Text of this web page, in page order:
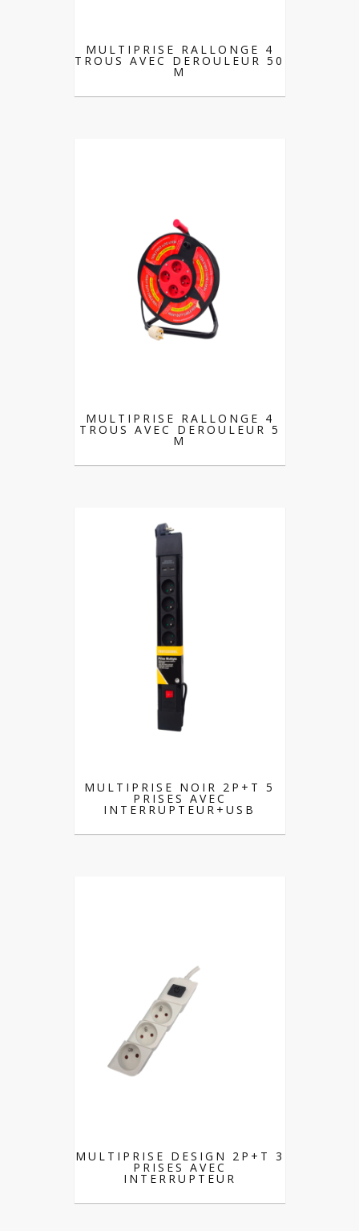
MULTIPRISE RALLONGE 4
TROUS AVEC DEROULEUR 50
M
MULTIPRISE RALLONGE 4
TROUS AVEC DEROULEUR 5
M
MULTIPRISE NOIR 2P+T 5
PRISES AVEC
INTERRUPTEUR+USB
MULTIPRISE DESIGN 2P+T 3
PRISES AVEC
INTERRUPTEUR